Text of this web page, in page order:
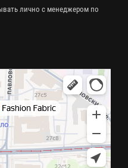
лично с менеджером по